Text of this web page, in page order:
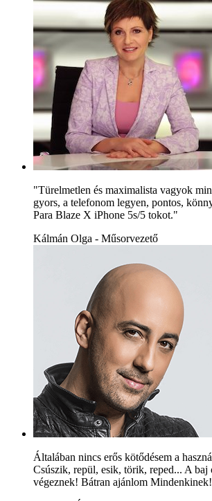
"Türelmetlen és maximalista vagyok
gyors, a telefonom legyen, pontos,
Para Blaze X iPhone 5s/5 tokot."
Kálmán Olga - Műsorvezető
Általában nincs erős kötődésem a
Csúszik, repül, esik, törik, reped... A
végeznek! Bátran ajánlom Mindenkinek!